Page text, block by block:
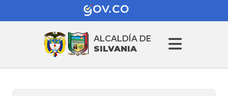
ALCALDÍA DE
SILVANIA